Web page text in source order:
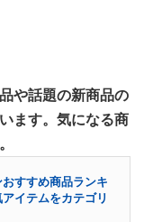
や話題の新商品の
ます。気になる商
すすめ商品ランキ
イテムをカテゴリ